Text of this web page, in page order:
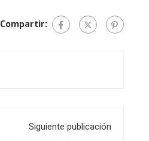
Compartir:
Siguiente publicación